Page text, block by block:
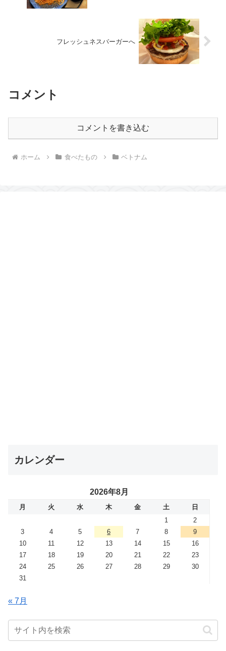
フレッシュネスバーガーへ
コメント
コメントを書き込む
ホーム 食べたもの ベトナム
カレンダー
2026年8月
月 火 水 木 金 土
日
1
2
3
4 5 6 7 8
9
10
11 12 13 14 15
16
17
18 19 20 21 22
23
24
25 26 27 28 29
30
31
« 7月